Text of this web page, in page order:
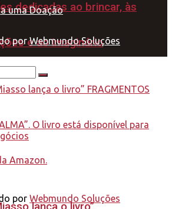
dedicadas ao brincar, às
e ao imaginário
uma Doação
porWebmundo Soluções
por Webmundo Soluções